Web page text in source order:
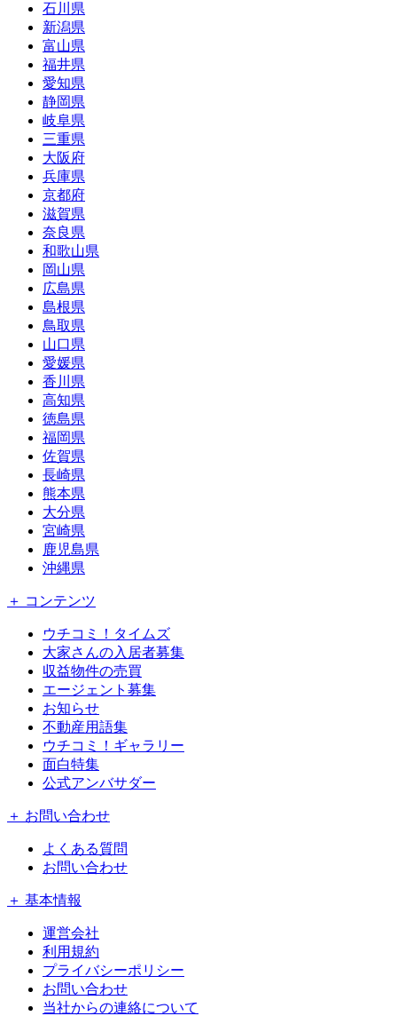
石川県
新潟県
富山県
福井県
愛知県
静岡県
岐阜県
三重県
大阪府
兵庫県
京都府
滋賀県
奈良県
和歌山県
岡山県
広島県
島根県
鳥取県
山口県
愛媛県
香川県
高知県
徳島県
福岡県
佐賀県
長崎県
熊本県
大分県
宮崎県
鹿児島県
沖縄県
＋ コンテンツ
ウチコミ！タイムズ
大家さんの入居者募集
収益物件の売買
エージェント募集
お知らせ
不動産用語集
ウチコミ！ギャラリー
面白特集
公式アンバサダー
＋ お問い合わせ
よくある質問
お問い合わせ
＋ 基本情報
運営会社
利用規約
プライバシーポリシー
お問い合わせ
当社からの連絡について